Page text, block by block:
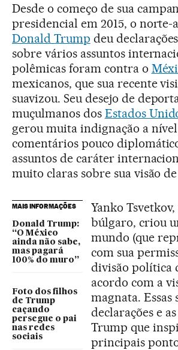
Desde o começo de sua
presidencial em 2015, o norte-
Donald Trump deu
sobre vários assuntos
polêmicas foram contra o
mexicanos, que sua recente
suavizou. Seu desejo de
muçulmanos dos Estados
gerou muita indignação a
comentários pouco
assuntos de caráter
muito claras sobre sua visão
MAIS INFORMAÇÕES
Donald Trump:
“O México
ainda não sabe,
mas pagará
100% do muro”
Foto dos filhos
de Trump
caçando
persegue o pai
nas redes
sociais
Yanko
búlgaro, criou
mundo (que
com sua
divisão política
acordo com a
magnata. Essas
declarações e
Trump que
principais